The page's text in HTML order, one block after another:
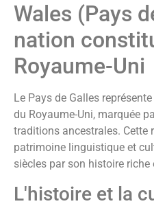
Wales (Pays
nation
Royaume-Uni
Le Pays de Galles
du Royaume-Uni, marquée
traditions ancestrales. Cette
patrimoine linguistique et
siècles par son histoire riche
L'histoire et la